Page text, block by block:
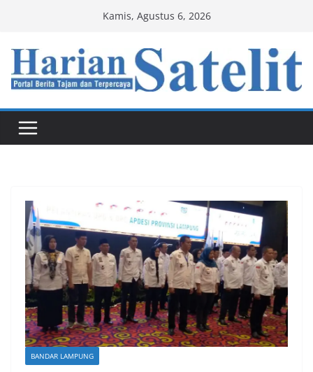
content
Kamis, Agustus 6, 2026
BANDAR LAMPUNG